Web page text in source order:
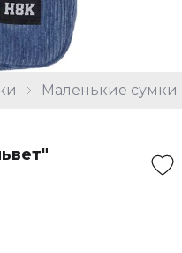
Маленькие сумки